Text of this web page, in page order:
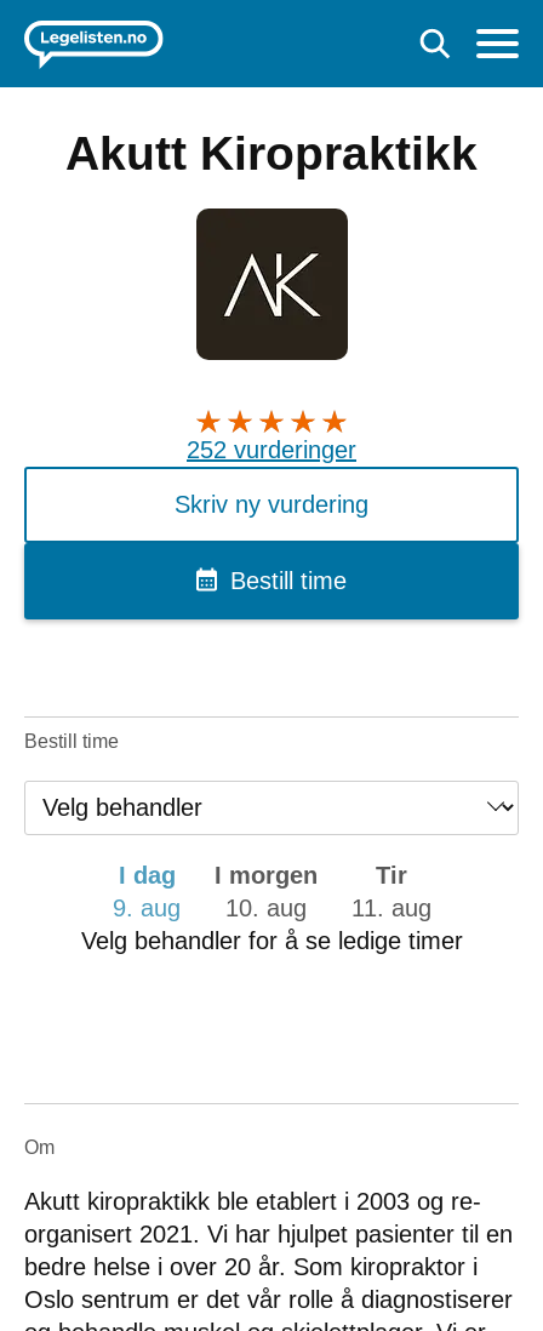
Akutt Kiropraktikk
252 vurderinger
Skriv ny vurdering
Bestill time
Bestill time
I dag
9. aug
I morgen
10. aug
Tir
11. aug
Velg behandler for å se ledige timer
Om
Akutt kiropraktikk ble etablert i 2003 og re-
organisert 2021. Vi har hjulpet pasienter til en
bedre helse i over 20 år. Som kiropraktor i
Oslo sentrum er det vår rolle å diagnostiserer